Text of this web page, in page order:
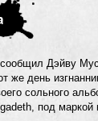
Дэйву
же день
сольного
под